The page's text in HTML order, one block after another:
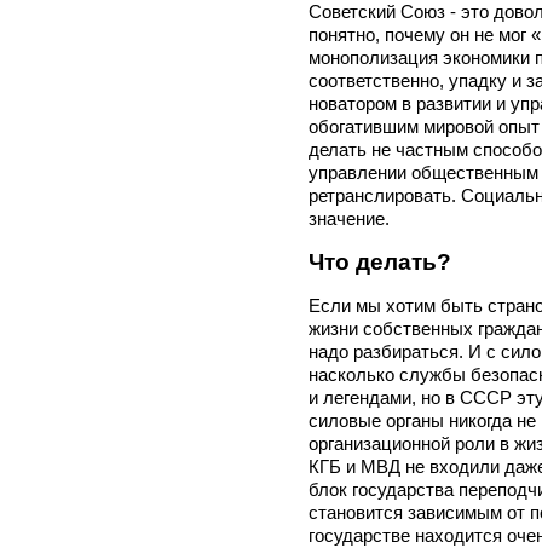
Советский Союз - это
понятно, почему он не мог
монополизация экономики
соответственно, упадку и
новатором в развитии и
обогатившим мировой
делать не частным
управлении
ретранслировать.
значение.
Что делать?
Если мы хотим быть
жизни собственных
надо разбираться. И с
насколько службы
и легендами, но в СССР
силовые органы никогда
организационной роли в
КГБ и МВД не входили
блок государства
становится зависимым от
государстве находится